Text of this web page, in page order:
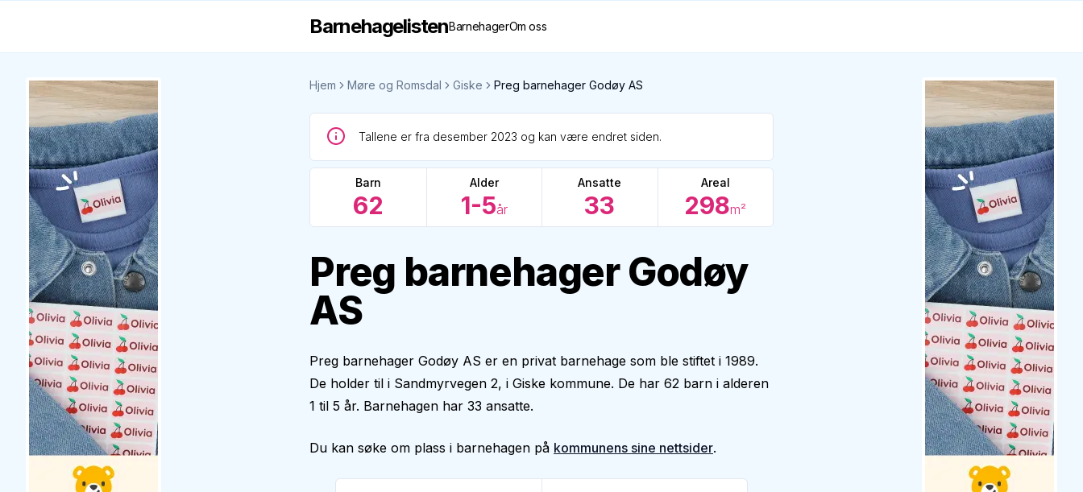
BarnehagelistenBarnehagerOm oss
Hjem Møre og Romsdal Giske Preg barnehager Godøy AS
Tallene er fra desember 2023 og kan være endret siden.
Barn
62
Alder
1-5år
Ansatte
33
Areal
298m²
Preg barnehager Godøy
AS
Preg barnehager Godøy AS er en privat barnehage som ble stiftet i 1989.
De holder til i Sandmyrvegen 2, i Giske kommune. De har 62 barn i alderen
1 til 5 år. Barnehagen har 33 ansatte.
Du kan søke om plass i barnehagen på kommunens sine nettsider.